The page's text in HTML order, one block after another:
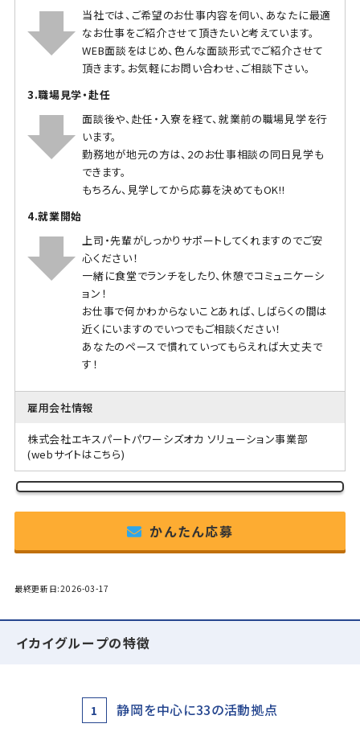
当社では、ご希望のお仕事内容を伺い、あなたに最適
なお仕事をご紹介させて頂きたいと考えています。
WEB面談をはじめ、色んな面談形式でご紹介させて
頂きます。お気軽にお問い合わせ、ご相談下さい。
3.職場見学・赴任
面談後や、赴任・入寮を経て、就業前の職場見学を行
います。
勤務地が地元の方は、2のお仕事相談の同日見学も
できます。
もちろん、見学してから応募を決めてもOK!!
4.就業開始
上司・先輩がしっかりサポートしてくれますのでご安
心ください！
一緒に食堂でランチをしたり、休憩でコミュニケーシ
ョン！
お仕事で何かわからないことあれば、しばらくの間は
近くにいますのでいつでもご相談ください！
あなたのペースで慣れていってもらえれば大丈夫で
す！
雇用会社情報
株式会社エキスパートパワーシズオカ ソリューション事業部
(webサイトはこちら)
かんたん応募
最終更新日:2026-03-17
イカイグループの特徴
1 静岡を中心に33の活動拠点